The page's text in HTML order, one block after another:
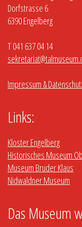
Dorfstrasse 6
6390 Engelberg
T 041 637 04 14
Impressum &
Links:
Kloster Engelberg
Historisches Museum
Museum Bruder Klaus
Nidwaldner Museum
Das Museum